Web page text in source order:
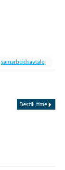
samarbeidsavtale
Bestill time